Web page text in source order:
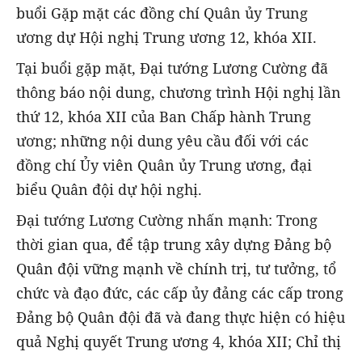
buổi Gặp mặt các đồng chí Quân ủy Trung
ương dự Hội nghị Trung ương 12, khóa XII.
Tại buổi gặp mặt, Đại tướng Lương Cường đã
thông báo nội dung, chương trình Hội nghị lần
thứ 12, khóa XII của Ban Chấp hành Trung
ương; những nội dung yêu cầu đối với các
đồng chí Ủy viên Quân ủy Trung ương, đại
biểu Quân đội dự hội nghị.
Đại tướng Lương Cường nhấn mạnh: Trong
thời gian qua, để tập trung xây dựng Đảng bộ
Quân đội vững mạnh về chính trị, tư tưởng, tổ
chức và đạo đức, các cấp ủy đảng các cấp trong
Đảng bộ Quân đội đã và đang thực hiện có hiệu
quả Nghị quyết Trung ương 4, khóa XII; Chỉ thị